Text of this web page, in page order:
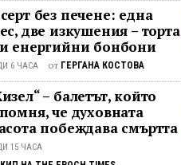
без печене: една
две изкушения – торта
енергийни бонбони
6 ЧАСА от ГЕРГАНА КОСТОВА
– балетът, който
че духовната
побеждава смъртта
15 ЧАСА